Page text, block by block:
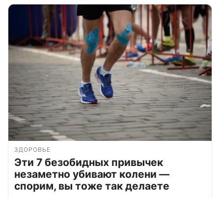
ЗДОРОВЬЕ
Эти 7 безобидных привычек
незаметно убивают колени —
спорим, вы тоже так делаете